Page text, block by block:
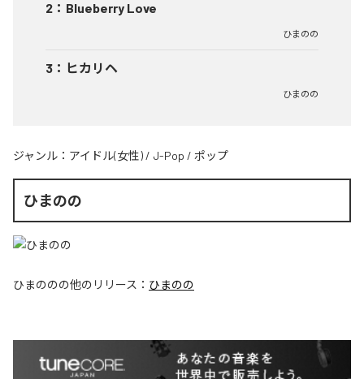
2 ： Blueberry Love
ひまのの
3 ： ヒカリヘ
ひまのの
ジャンル： アイドル(女性) / J-Pop / ポップ
ひまのの
ひまののの他のリリース： ひまのの